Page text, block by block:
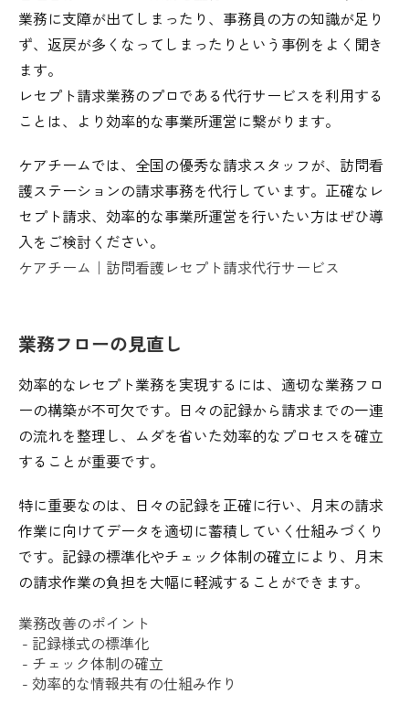
業務に支障が出てしまったり、事務員の方の知識が足り
ず、返戻が多くなってしまったりという事例をよく聞き
ます。
レセプト請求業務のプロである代行サービスを利用する
ことは、より効率的な事業所運営に繋がります。
ケアチームでは、全国の優秀な請求スタッフが、訪問看
護ステーションの請求事務を代行しています。正確なレ
セプト請求、効率的な事業所運営を行いたい方はぜひ導
入をご検討ください。
ケアチーム｜訪問看護レセプト請求代行サービス
業務フローの見直し
効率的なレセプト業務を実現するには、適切な業務フロ
ーの構築が不可欠です。日々の記録から請求までの一連
の流れを整理し、ムダを省いた効率的なプロセスを確立
することが重要です。
特に重要なのは、日々の記録を正確に行い、月末の請求
作業に向けてデータを適切に蓄積していく仕組みづくり
です。記録の標準化やチェック体制の確立により、月末
の請求作業の負担を大幅に軽減することができます。
業務改善のポイント
- 記録様式の標準化
- チェック体制の確立
- 効率的な情報共有の仕組み作り